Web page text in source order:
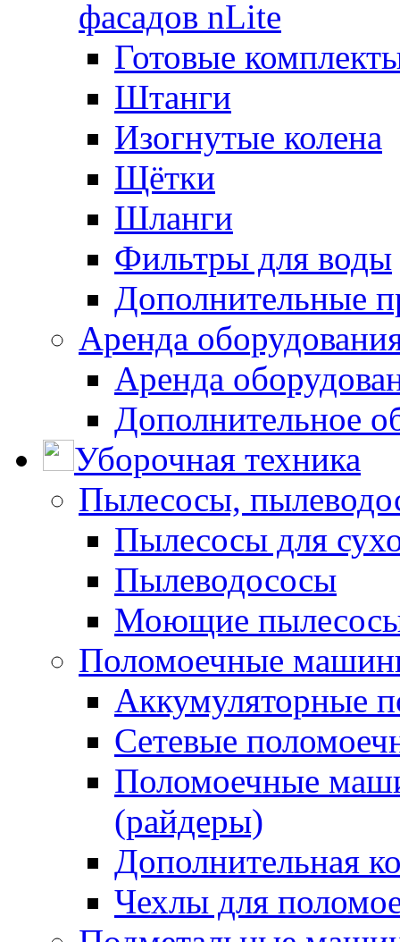
фасадов nLite
Готовые
Штанги
Изогнутые колена
Щётки
Шланги
Фильтры для воды
Дополнительные
Аренда
Аренда
Дополнительное
Уборочная техника
Пылесосы,
Пылесосы для
Пылеводососы
Моющие пылесосы
Поломоечные
Аккумуляторные
Сетевые
Поломоечные
(райдеры)
Дополнительная
Чехлы для